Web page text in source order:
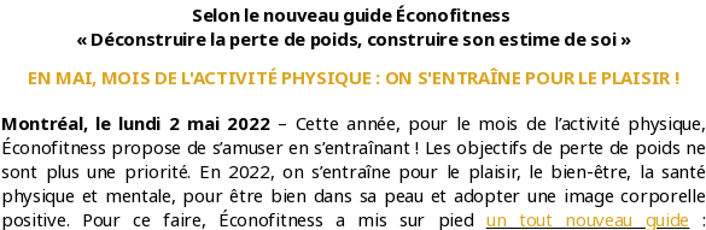
Selon le nouveau guide Éconofitness
« Déconstruire la perte de poids, construire son estime de soi »
EN MAI, MOIS DE L'ACTIVITÉ PHYSIQUE : ON S'ENTRAÎNE POUR LE PLAISIR !
Montréal, le lundi 2 mai 2022– Cette année, pour le mois de l’activité physique,
Éconofitness propose de s’amuser en s’entraînant ! Les objectifs de perte de poids ne
sont plus une priorité. En 2022, on s’entraîne pour le plaisir, le bien-être, la santé
physique et mentale, pour être bien dans sa peau et adopter une image corporelle
positive. Pour ce faire, Éconofitness a mis sur pied un tout nouveau guide :